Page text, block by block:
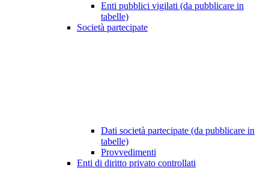
Enti pubblici vigilati (da pubblicare in
tabelle)
Società partecipate
Dati società partecipate (da pubblicare in
tabelle)
Provvedimenti
Enti di diritto privato controllati